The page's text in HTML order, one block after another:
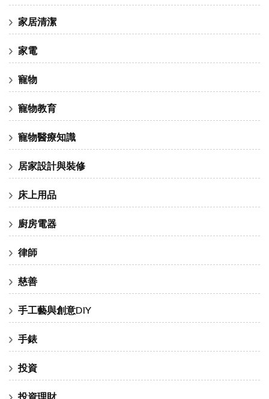
家居清潔
家電
寵物
寵物教育
寵物醫療知識
居家設計與裝修
床上用品
廚房電器
律師
慈善
手工藝與創意DIY
手錶
投資